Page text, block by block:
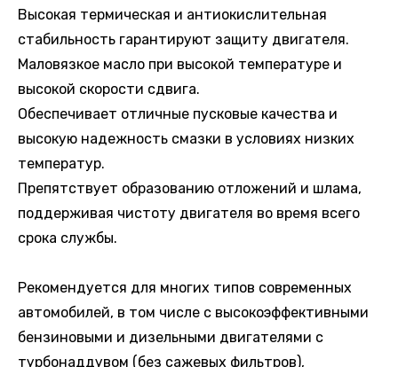
Высокая термическая и антиокислительная
стабильность гарантируют защиту двигателя.
Маловязкое масло при высокой температуре и
высокой скорости сдвига.
Обеспечивает отличные пусковые качества и
высокую надежность смазки в условиях низких
температур.
Препятствует образованию отложений и шлама,
поддерживая чистоту двигателя во время всего
срока службы.
Рекомендуется для многих типов современных
автомобилей, в том числе с высокоэффективными
бензиновыми и дизельными двигателями с
турбонаддувом (без сажевых фильтров),